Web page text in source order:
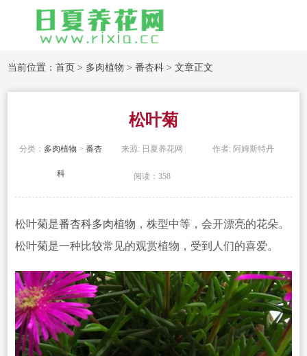
当前位置：首页 > 多肉植物 >番杏科 > 文章正文
松叶菊
分类： 多肉植物 >番杏
科
来源: 日夏养花网 作者: 阿姆斯特丹
阅读：358
松叶菊是番杏科多肉植物 ，株型中等，会开漂亮的花朵。
松叶菊是一种比较常见的观赏植物，受到人们的喜爱。